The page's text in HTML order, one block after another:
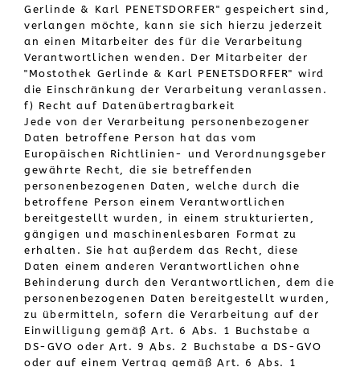
Gerlinde & Karl PENETSDORFER" gespeichert sind,
verlangen möchte, kann sie sich hierzu jederzeit
an einen Mitarbeiter des für die Verarbeitung
Verantwortlichen wenden. Der Mitarbeiter der
"Mostothek Gerlinde & Karl PENETSDORFER" wird
die Einschränkung der Verarbeitung veranlassen.
f) Recht auf Datenübertragbarkeit
Jede von der Verarbeitung personenbezogener
Daten betroffene Person hat das vom
Europäischen Richtlinien- und Verordnungsgeber
gewährte Recht, die sie betreffenden
personenbezogenen Daten, welche durch die
betroffene Person einem Verantwortlichen
bereitgestellt wurden, in einem strukturierten,
gängigen und maschinenlesbaren Format zu
erhalten. Sie hat außerdem das Recht, diese
Daten einem anderen Verantwortlichen ohne
Behinderung durch den Verantwortlichen, dem die
personenbezogenen Daten bereitgestellt wurden,
zu übermitteln, sofern die Verarbeitung auf der
Einwilligung gemäß Art. 6 Abs. 1 Buchstabe a
DS-GVO oder Art. 9 Abs. 2 Buchstabe a DS-GVO
oder auf einem Vertrag gemäß Art. 6 Abs. 1